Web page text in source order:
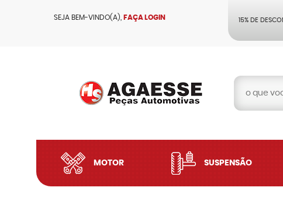
SEJA BEM-VINDO(A), FAÇA LOGIN 15% DE
MOTOR SUSPENSÃO